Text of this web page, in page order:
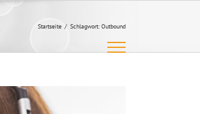
Startseite / Schlagwort: Outbound